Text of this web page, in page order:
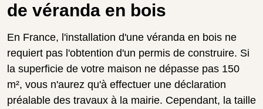
de véranda en bois
En France, l'installation d'une véranda en bois ne
requiert pas l'obtention d'un permis de construire. Si
la superficie de votre maison ne dépasse pas 150
m², vous n'aurez qu'à effectuer une déclaration
préalable des travaux à la mairie. Cependant, la taille